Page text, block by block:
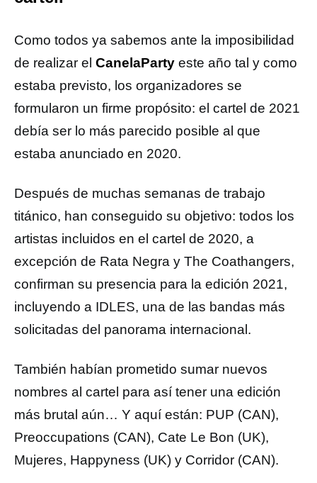
Como todos ya sabemos ante la imposibilidad
de realizar el CanelaParty este año tal y como
estaba previsto, los organizadores se
formularon un firme propósito: el cartel de 2021
debía ser lo más parecido posible al que
estaba anunciado en 2020.
Después de muchas semanas de trabajo
titánico, han conseguido su objetivo: todos los
artistas incluidos en el cartel de 2020, a
excepción de Rata Negra y The Coathangers,
confirman su presencia para la edición 2021,
incluyendo a IDLES, una de las bandas más
solicitadas del panorama internacional.
También habían prometido sumar nuevos
nombres al cartel para así tener una edición
más brutal aún… Y aquí están: PUP (CAN),
Preoccupations (CAN), Cate Le Bon (UK),
Mujeres, Happyness (UK) y Corridor (CAN).